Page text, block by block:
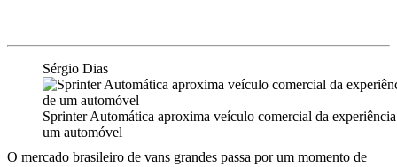
Sérgio Dias
Sprinter Automática aproxima veículo comercial da
um automóvel
O mercado brasileiro de vans grandes passa por um momento de